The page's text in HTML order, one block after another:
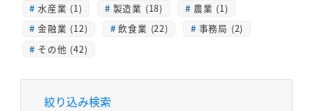
水産業 (1)
製造業 (18)
農業 (1)
金融業 (12)
飲食業 (22)
事務局 (2)
その他 (42)
絞り込み検索